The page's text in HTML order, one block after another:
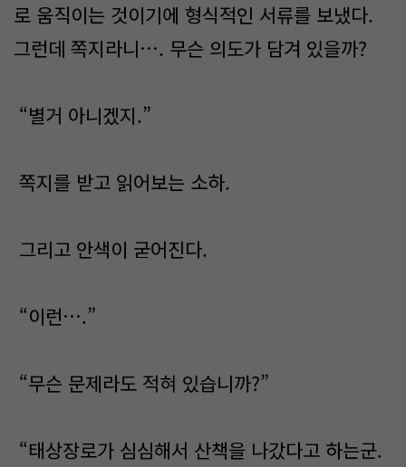
로 움직이는 것이기에 형식적인 서류를 보냈다.
그런데 쪽지라니…. 무슨 의도가 담겨 있을까?
“별거 아니겠지.”
쪽지를 받고 읽어보는 소하.
그리고 안색이 굳어진다.
“이런….”
“무슨 문제라도 적혀 있습니까?”
“태상장로가 심심해서 산책을 나갔다고 하는군.